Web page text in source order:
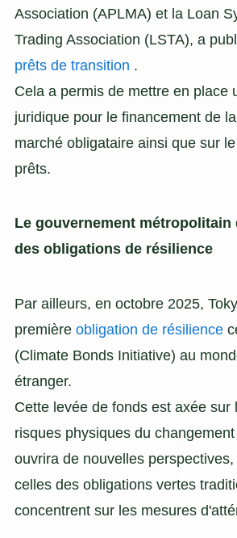
Association (APLMA) et la Loan
Trading Association (LSTA), a
prêts de transition .
Cela a permis de mettre en place
juridique pour le financement de
marché obligataire ainsi que sur
prêts.
Le gouvernement métropolitain
des obligations de résilience
Par ailleurs, en octobre 2025,
première obligation de résilience
(Climate Bonds Initiative) au
étranger.
Cette levée de fonds est axée sur
risques physiques du
ouvrira de nouvelles
celles des obligations vertes
concentrent sur les mesures